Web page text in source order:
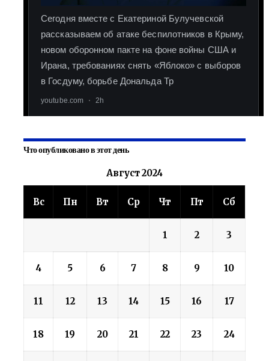
Что опубликовано в этот день
Август 2024
Вс Пн Вт Ср Чт Пт Сб
1 2 3
4 5 6 7 8 9 10
11 12 13 14 15 16 17
18 19 20 21 22 23 24